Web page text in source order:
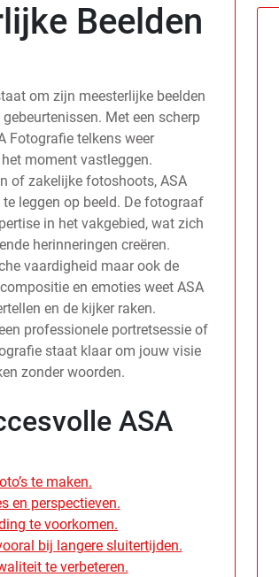
Beelden
om zijn meesterlijke beelden
Met een scherp
Fotografie telkens weer
moment vastleggen.
of zakelijke fotoshoots, ASA
leggen op beeld. De fotograaf
in het vakgebied, wat zich
herinneringen creëren.
vaardigheid maar ook de
en emoties weet ASA
en de kijker raken.
professionele portretsessie of
staat klaar om jouw visie
zonder woorden.
ASA
te maken.
en perspectieven.
te voorkomen.
bij langere sluitertijden.
te verbeteren.